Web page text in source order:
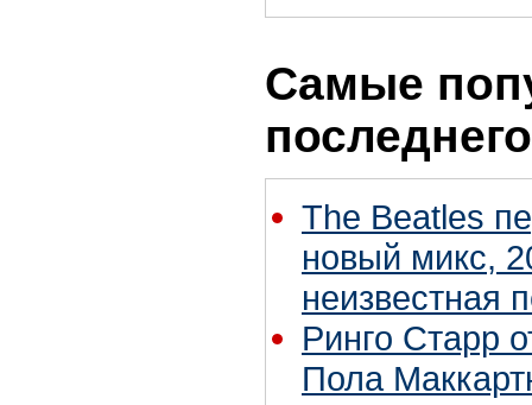
Самые
The Beatles
новый микс,
неизвестная
Ринго Старр
Пола